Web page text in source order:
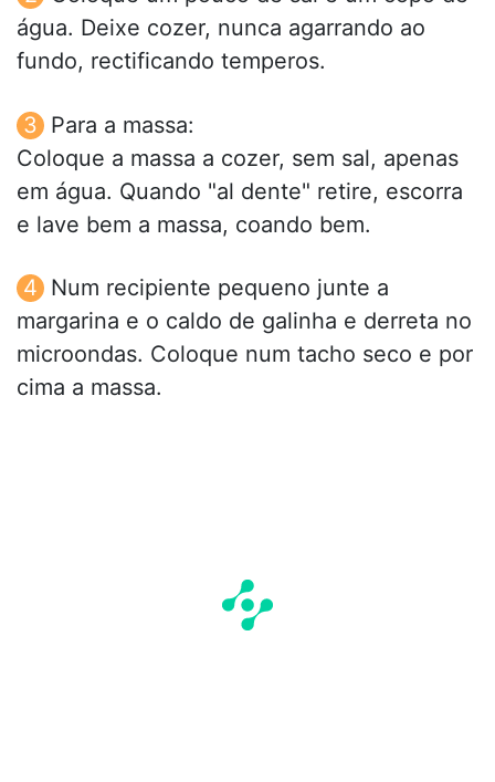
água. Deixe cozer, nunca agarrando ao
fundo, rectificando temperos.
Para a massa:
Coloque a massa a cozer, sem sal, apenas
em água. Quando "al dente" retire, escorra
e lave bem a massa, coando bem.
Num recipiente pequeno junte a
margarina e o caldo de galinha e derreta no
microondas. Coloque num tacho seco e por
cima a massa.